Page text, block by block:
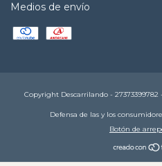
Medios de envío
Copyright Descarrilando - 27373399782
Defensa de las y los
Botón de